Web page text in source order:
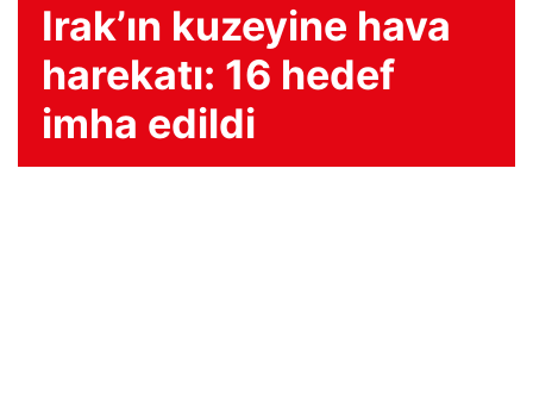
Irak’ın kuzeyine hava
harekatı: 16 hedef
imha edildi